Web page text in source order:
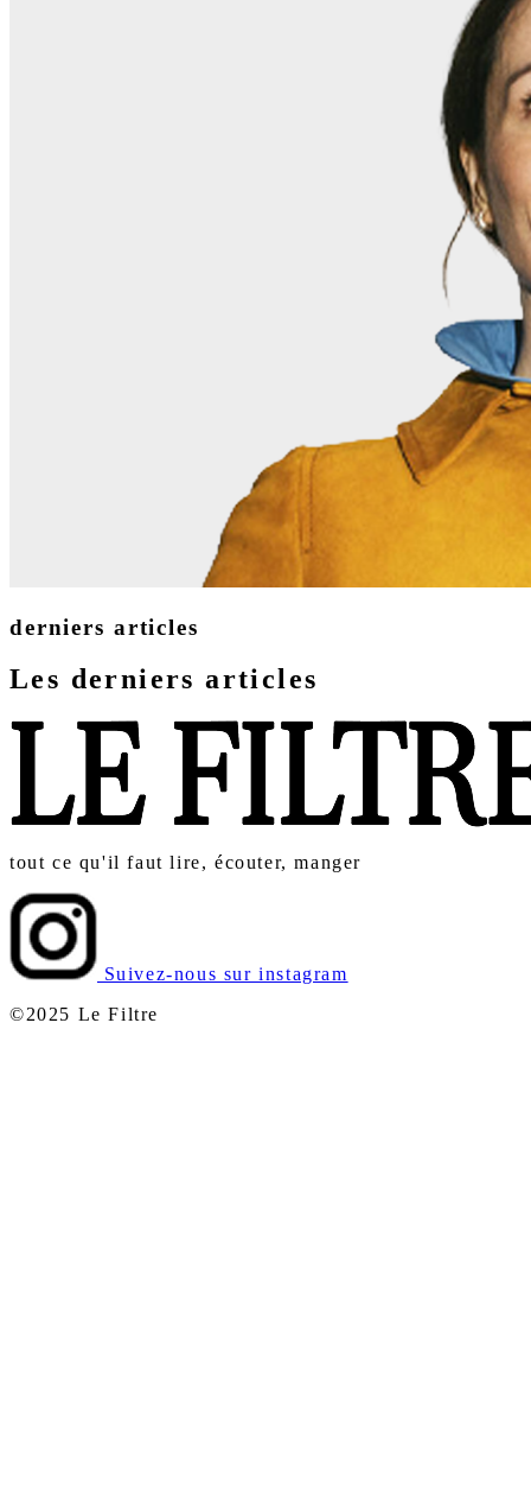
derniers articles
Les derniers articles
tout ce qu'il faut lire, écouter, manger
Suivez-nous sur instagram
©2025 Le Filtre